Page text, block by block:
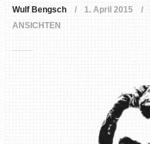
Wulf Bengsch 1. April 2015
ANSICHTEN